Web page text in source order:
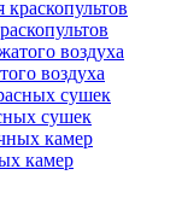
воздуха
сушек
камер